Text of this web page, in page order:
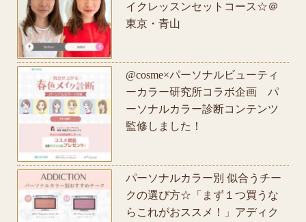
イクレッスンセットコース☆＠
東京・青山
@cosme×パーソナルビューティ
ーカラー研究所コラボ企画 パ
ーソナルカラー診断コンテンツ
監修しました！
パーソナルカラー別 似合うチー
クの選び方☆「まず１つ買うな
らこれがおススメ！」アディク